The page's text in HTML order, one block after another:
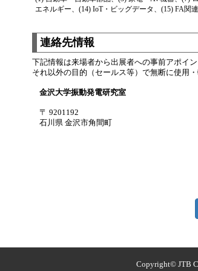
エネルギー、(14) IoT・ビッグデータ、(15) FA関連
連絡先情報
下記情報は来場者から出展者への事前アポイ
それ以外の目的（セールス等）で無断に使用
金沢大学振動発電研究室
〒 9201192
石川県 金沢市角間町
Copyright© JTB